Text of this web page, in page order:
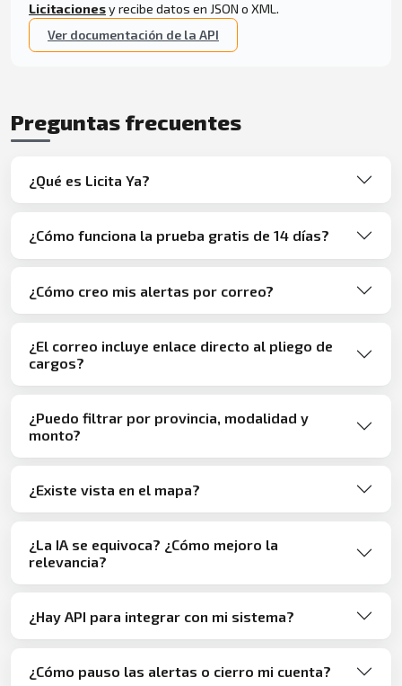
Licitacionesy recibe datos en JSON o XML.
Ver documentación de la API
Preguntas frecuentes
¿Qué es Licita Ya?
¿Cómo funciona la prueba gratis de 14 días?
¿Cómo creo mis alertas por correo?
¿El correo incluye enlace directo al pliego de
cargos?
¿Puedo filtrar por provincia, modalidad y
monto?
¿Existe vista en el mapa?
¿La IA se equivoca? ¿Cómo mejoro la
relevancia?
¿Hay API para integrar con mi sistema?
¿Cómo pauso las alertas o cierro mi cuenta?